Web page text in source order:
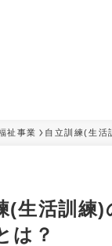
祉事業 自立訓練(生活
(生活訓練
は？